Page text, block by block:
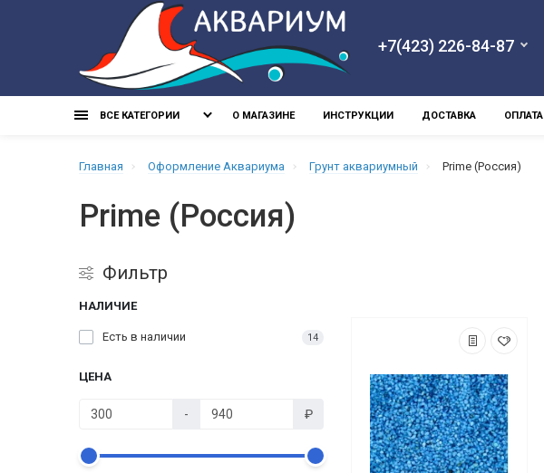
+7(423) 226-84-87
ВСЕ КАТЕГОРИИ О МАГАЗИНЕ ИНСТРУКЦИИ ДОСТАВКА ОПЛАТА
Главная Оформление Аквариума Грунт аквариумный Prime (Россия)
Prime (Россия)
Фильтр
НАЛИЧИЕ
Есть в наличии 14
ЦЕНА
- ₽